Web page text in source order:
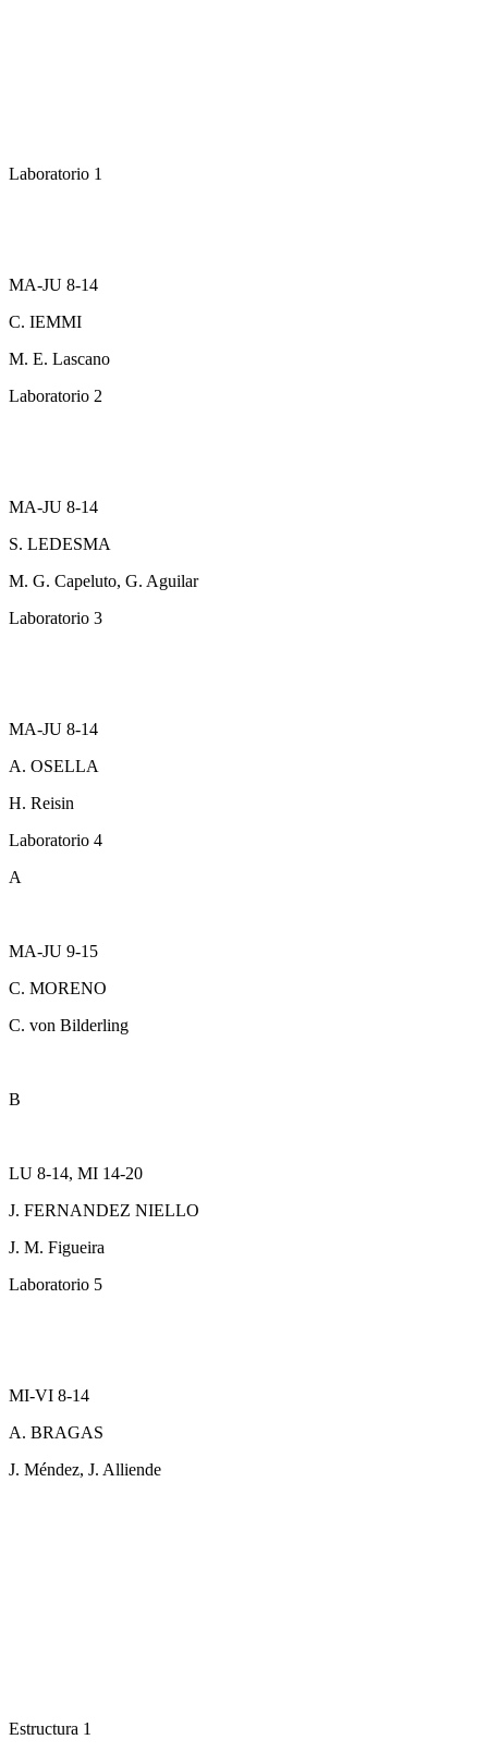
Laboratorio 1
MA-JU 8-14
C. IEMMI
M. E. Lascano
Laboratorio 2
MA-JU 8-14
S. LEDESMA
M. G. Capeluto, G. Aguilar
Laboratorio 3
MA-JU 8-14
A. OSELLA
H. Reisin
Laboratorio 4
A
MA-JU 9-15
C. MORENO
C. von Bilderling
B
LU 8-14, MI 14-20
J. FERNANDEZ NIELLO
J. M. Figueira
Laboratorio 5
MI-VI 8-14
A. BRAGAS
J. Méndez, J. Alliende
Estructura 1